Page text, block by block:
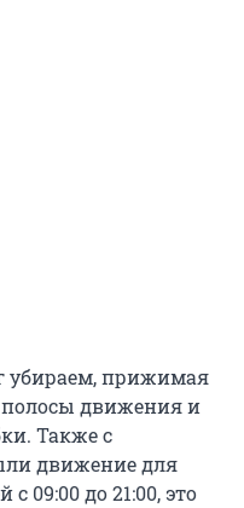
убираем, прижимая
полосы движения и
Также с
движение для
09:00 до 21:00, это